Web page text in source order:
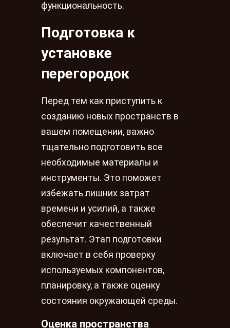
функциональность.
Подготовка к
установке
перегородок
Перед тем как приступить к
созданию новых пространств в
вашем помещении, важно
тщательно подготовить все
необходимые материалы и
инструменты. Это поможет
избежать лишних затрат
времени и усилий, а также
обеспечит качественный
результат. Этап подготовки
включает в себя проверку
используемых компонентов,
планировку, а также оценку
состояния окружающей среды.
Оценка пространства